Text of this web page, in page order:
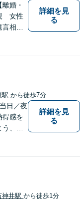
婚・
女性
相
【子
分】
詳細を見
る
駅 から徒歩7分
日／夜
得感を
、問
ま
】
テラ
詳細を見
る
神井駅 から徒歩1分